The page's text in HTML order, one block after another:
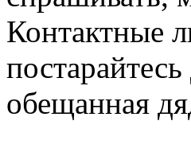
Контактные
обещанная